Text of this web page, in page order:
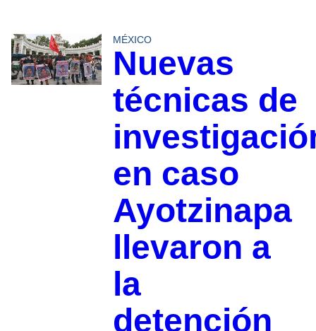
MÉXICO
Nuevas
técnicas de
en caso
Ayotzinapa
llevaron a
la
detención